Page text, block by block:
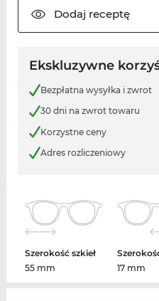
Dodaj receptę
Ekskluzywne
Bezpłatna wysyłka i zwrot
30 dni na zwrot towaru
Korzystne ceny
Adres rozliczeniowy
Szerokość szkieł
55 mm
17 mm